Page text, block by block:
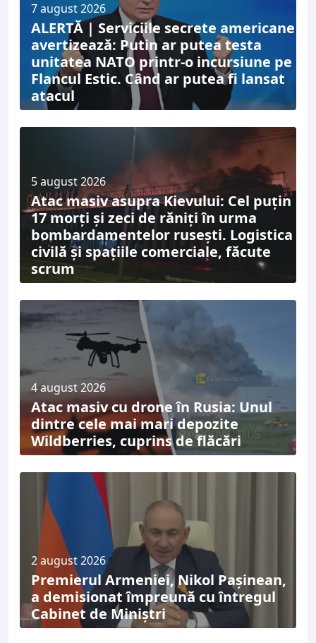
7 august 2026
ALERTĂ | Serviciile secrete americane
avertizează: Putin ar putea testa
unitatea NATO printr-o incursiune pe
Flancul Estic. Când ar putea fi lansat
atacul
5 august 2026
Atac masiv asupra Kievului: Cel puțin
17 morți și zeci de răniți în urma
bombardamentelor rusești. Logistica
civilă și spațiile comerciale, făcute
scrum
4 august 2026
Atac masiv cu drone în Rusia: Unul
dintre cele mai mari depozite
Wildberries, cuprins de flăcări
2 august 2026
Premierul Armeniei, Nikol Pașinean,
a demisionat împreună cu întregul
Cabinet de Miniștri